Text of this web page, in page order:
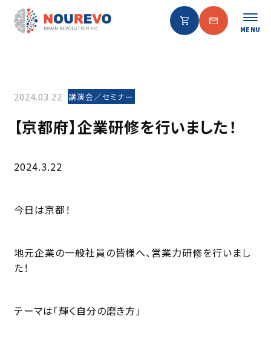
MENU
2024.03.22 講演会／セミナー
【京都府】企業研修を行いました！
2024.3.22
今日は京都！
地元企業の一般社員の皆様へ、営業力研修を行いまし
た！
テーマは「輝く自分の磨き方」